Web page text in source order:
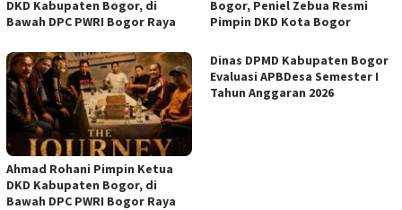
DKD Kabupaten Bogor, di
Bawah DPC PWRI Bogor Raya
Bogor, Peniel Zebua Resmi
Pimpin DKD Kota Bogor
Ahmad Rohani Pimpin Ketua
DKD Kabupaten Bogor, di
Bawah DPC PWRI Bogor Raya
Dinas DPMD Kabupaten Bogor
Evaluasi APBDesa Semester I
Tahun Anggaran 2026